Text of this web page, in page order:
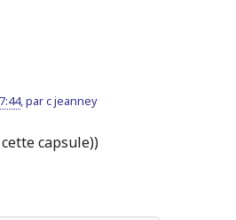
,parc jeanney
capsule))